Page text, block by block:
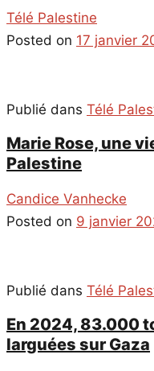
Télé Palestine
Posted on 17 janvier
Publié dans Télé
Marie Rose, une
Palestine
Candice Vanhecke
Posted on 9 janvier
Publié dans Télé
En 2024, 83.000
larguées sur Gaza